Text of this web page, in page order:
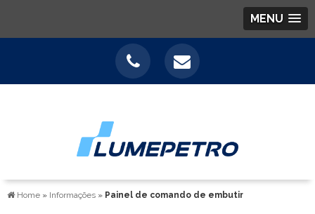
MENU
Home » Informações » Painel de comando de embutir